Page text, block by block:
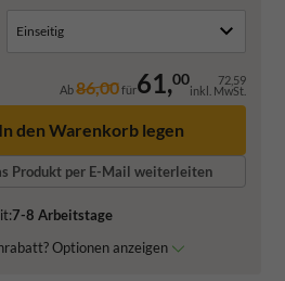
Ab86,00für61,00 72,59
inkl. MwSt.
In den Warenkorb legen
Produkt per E-Mail weiterleiten
7-8 Arbeitstage
Optionen anzeigen